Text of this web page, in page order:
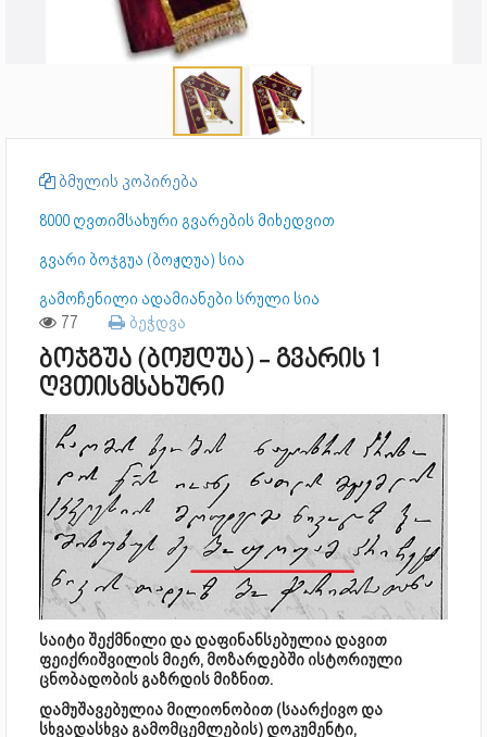
ბმულის კოპირება
8000 ღვთიმსახური გვარების მიხედვით
გვარი ბოჯგუა (ბოჟღუა) სია
გამოჩენილი ადამიანები სრული სია
77 ბეჭდვა
ბოჯგუა (ბოჟღუა) - გვარის 1
ღვთისმსახური
საიტი შექმნილი და დაფინანსებულია დავით
ფეიქრიშვილის მიერ, მოზარდებში ისტორიული
ცნობადობის გაზრდის მიზნით.
დამუშავებულია მილიონობით (საარქივო და
სხვადასხვა გამომცემლების) დოკუმენტი,